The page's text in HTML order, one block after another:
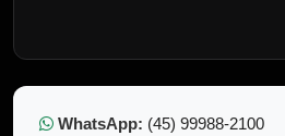
WhatsApp: (45) 99988-2100